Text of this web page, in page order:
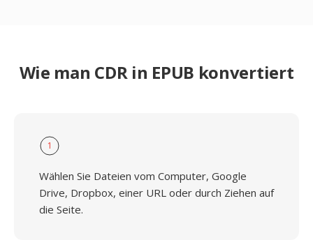
Wie man CDR in EPUB konvertiert
1
Wählen Sie Dateien vom Computer, Google
Drive, Dropbox, einer URL oder durch Ziehen auf
die Seite.